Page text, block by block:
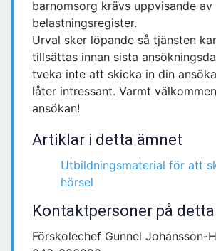
barnomsorg krävs uppvisande
belastningsregister.
Urval sker löpande så tjänsten
tillsättas innan sista
tveka inte att skicka in din
låter intressant. Varmt
ansökan!
Artiklar i detta ämnet
Utbildningsmaterial för att
hörsel
Kontaktpersoner på
Förskolechef Gunnel Johansson-